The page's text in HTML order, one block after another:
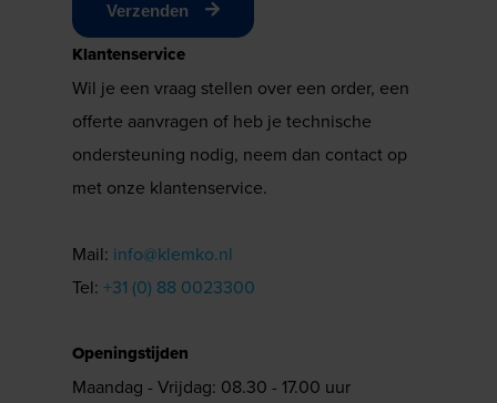
Verzenden
Klantenservice
Wil je een vraag stellen over een order, een
offerte aanvragen of heb je technische
ondersteuning nodig, neem dan contact op
met onze klantenservice.
Mail: info@klemko.nl
Tel: +31 (0) 88 0023300
Openingstijden
Maandag - Vrijdag: 08.30 - 17.00 uur